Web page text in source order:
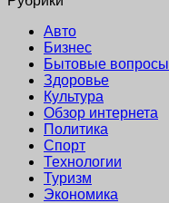
Авто
Бизнес
Бытовые вопросы
Здоровье
Культура
Обзор интернета
Политика
Спорт
Технологии
Туризм
Экономика